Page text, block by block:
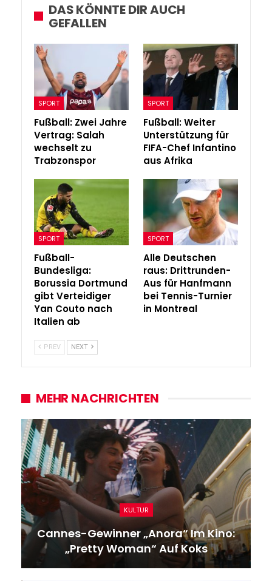
DAS KÖNNTE DIR AUCH
GEFALLEN
SPORT
Fußball: Zwei Jahre
Vertrag: Salah
wechselt zu
Trabzonspor
SPORT
Fußball: Weiter
Unterstützung für
FIFA-Chef Infantino
aus Afrika
SPORT
Fußball-
Bundesliga:
Borussia Dortmund
gibt Verteidiger
Yan Couto nach
Italien ab
SPORT
Alle Deutschen
raus: Drittrunden-
Aus für Hanfmann
bei Tennis-Turnier
in Montreal
PREV NEXT
MEHR NACHRICHTEN
KULTUR
Cannes-Gewinner „Anora“ Im Kino:
„Pretty Woman“ Auf Koks